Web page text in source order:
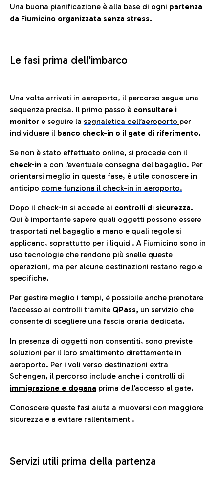
Una buona pianificazione è alla base di ogni partenza
da Fiumicino organizzata senza stress.
Le fasi prima dell’imbarco
Una volta arrivati in aeroporto, il percorso segue una
sequenza precisa. Il primo passo è consultare i
monitor e seguire la segnaletica dell’aeroporto per
individuare il banco check-in o il gate di riferimento.
Se non è stato effettuato online, si procede con il
check-in e con l’eventuale consegna del bagaglio. Per
orientarsi meglio in questa fase, è utile conoscere in
anticipo come funziona il check-in in aeroporto.
Dopo il check-in si accede ai controlli di sicurezza.
Qui è importante sapere quali oggetti possono essere
trasportati nel bagaglio a mano e quali regole si
applicano, soprattutto per i liquidi. A Fiumicino sono in
uso tecnologie che rendono più snelle queste
operazioni, ma per alcune destinazioni restano regole
specifiche.
Per gestire meglio i tempi, è possibile anche prenotare
l’accesso ai controlli tramite QPass, un servizio che
consente di scegliere una fascia oraria dedicata.
In presenza di oggetti non consentiti, sono previste
soluzioni per il loro smaltimento direttamente in
aeroporto. Per i voli verso destinazioni extra
Schengen, il percorso include anche i controlli di
immigrazione e dogana prima dell’accesso al gate.
Conoscere queste fasi aiuta a muoversi con maggiore
sicurezza e a evitare rallentamenti.
Servizi utili prima della partenza